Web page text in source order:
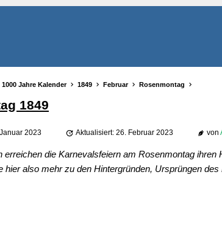
1000 Jahre Kalender 1849 Februar Rosenmontag
1849
2023 Aktualisiert: 26. Februar 2023 von
erreichen die Karnevalsfeiern am Rosenmontag
hier also mehr zu den Hintergründen, Ursprüngen